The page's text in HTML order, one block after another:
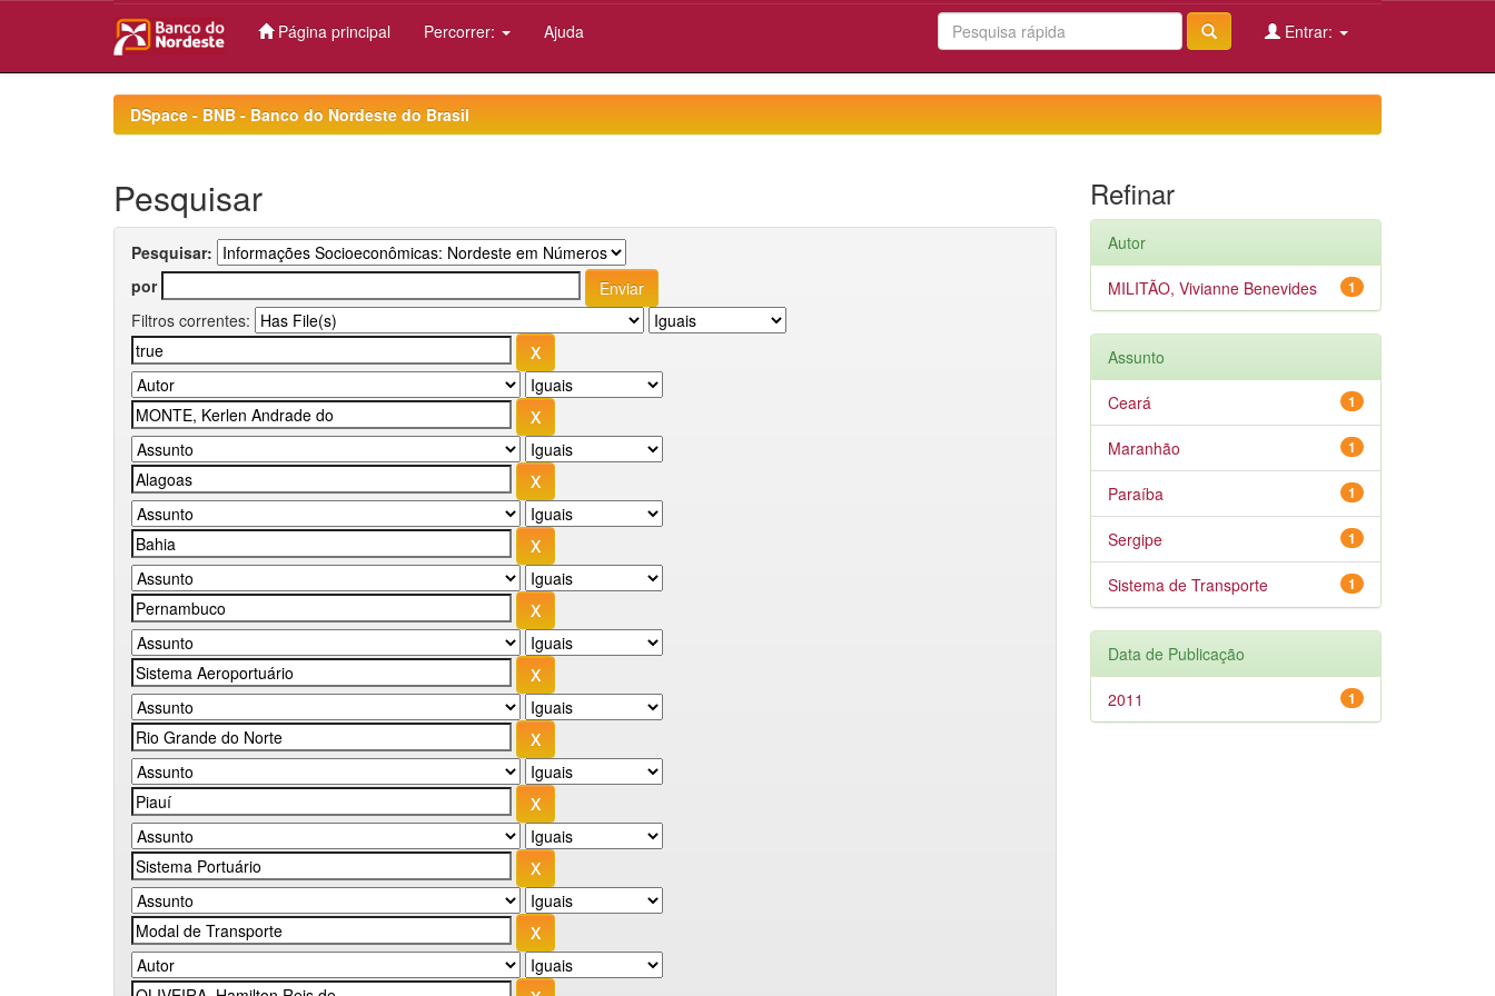
Página principal Percorrer: Ajuda Entrar:
DSpace - BNB - Banco do Nordeste do Brasil
Pesquisar
Pesquisar:
por
Filtros correntes:
Refinar
Autor
1
MILITÃO, Vivianne Benevides
Assunto
1
Ceará
1
Maranhão
1
Paraíba
1
Sergipe
1
Sistema de Transporte
Data de Publicação
1
2011